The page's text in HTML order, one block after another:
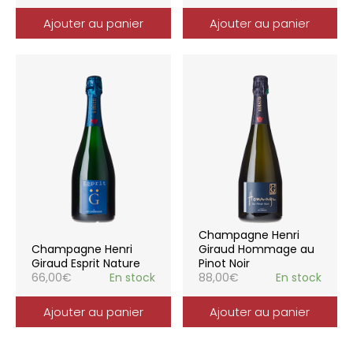
Ajouter au panier Ajouter au panier
Champagne Henri
Giraud Esprit Nature
66,00€ En stock
Ajouter au panier
Champagne Henri
Giraud Hommage au
Pinot Noir
88,00€ En stock
Ajouter au panier